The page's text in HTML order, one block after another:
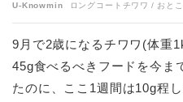
U-Knowmin ロングコートチワワ おと
9月で2歳になるチワワ(体重
45g食べるべきフードを今ま
たのに、ここ1週間は10g程